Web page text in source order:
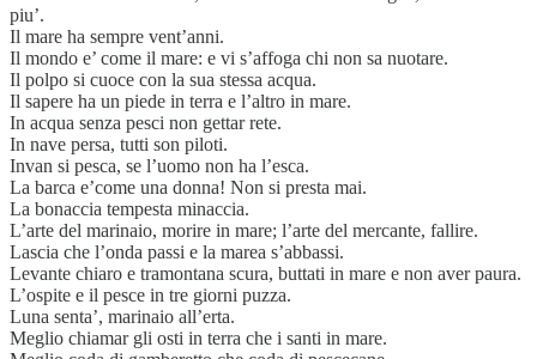
piu’.
Il mare ha sempre vent’anni.
Il mondo e’ come il mare: e vi s’affoga chi non sa nuotare.
Il polpo si cuoce con la sua stessa acqua.
Il sapere ha un piede in terra e l’altro in mare.
In acqua senza pesci non gettar rete.
In nave persa, tutti son piloti.
Invan si pesca, se l’uomo non ha l’esca.
La barca e’come una donna! Non si presta mai.
La bonaccia tempesta minaccia.
L’arte del marinaio, morire in mare; l’arte del mercante, fallire.
Lascia che l’onda passi e la marea s’abbassi.
Levante chiaro e tramontana scura, buttati in mare e non aver paura.
L’ospite e il pesce in tre giorni puzza.
Luna senta’, marinaio all’erta.
Meglio chiamar gli osti in terra che i santi in mare.